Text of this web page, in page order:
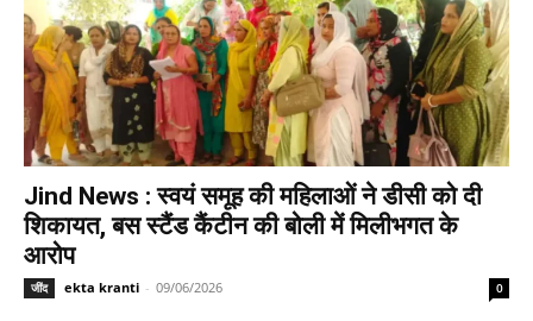
Jind News : स्वयं समूह की महिलाओं ने डीसी को दी
शिकायत, बस स्टैंड कैंटीन की बोली में मिलीभगत के
आरोप
जींद ekta kranti - 09/06/2026 0